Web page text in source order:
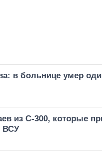
в больнице умер
из С-300, которые
ВСУ